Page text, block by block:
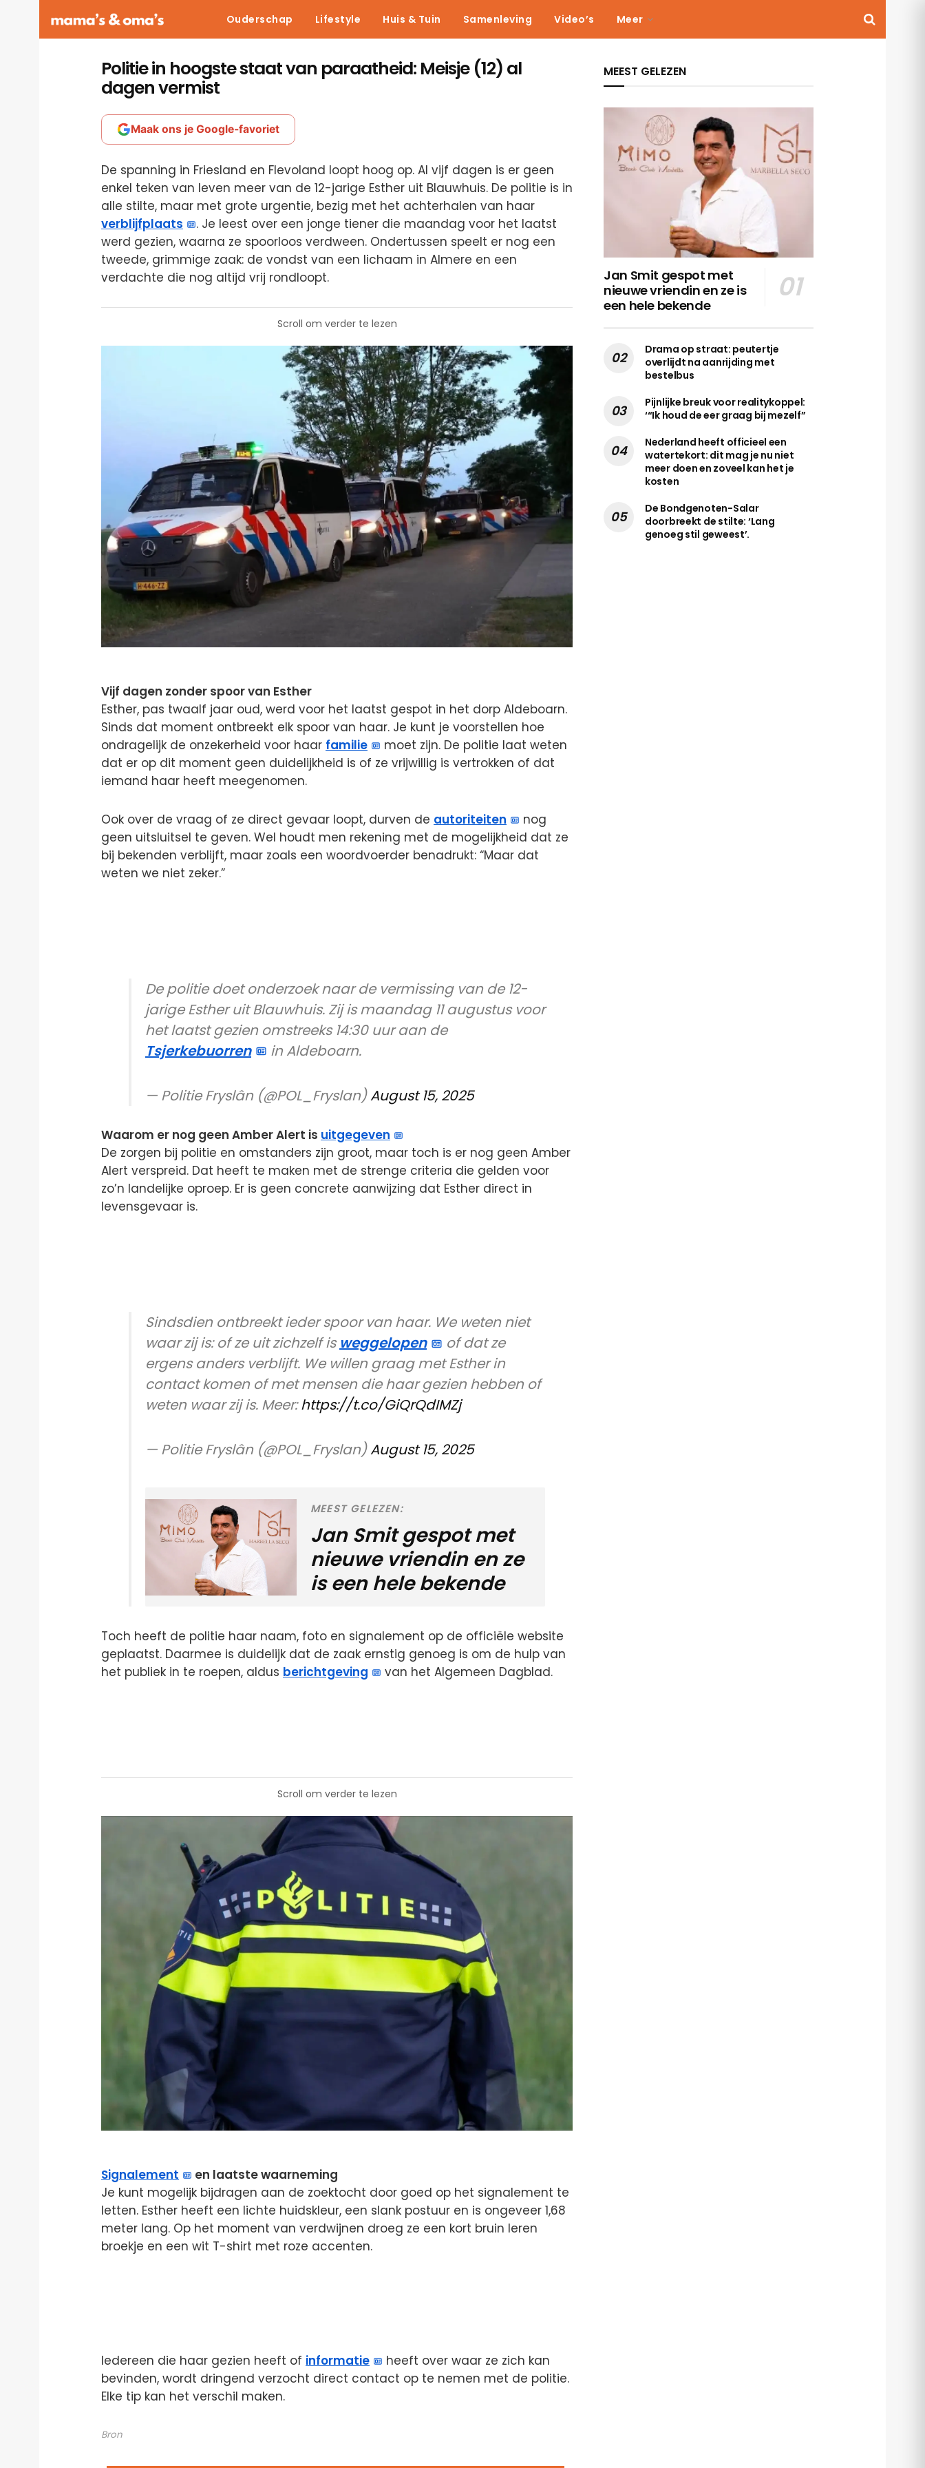
Ouderschap Lifestyle Huis & Tuin Samenleving Video’s Meer
Politie in hoogste staat van paraatheid: Meisje (12) al
dagen vermist
Maak ons je Google-favoriet
De spanning in Friesland en Flevoland loopt hoog op. Al vijf dagen is er geen
enkel teken van leven meer van de 12-jarige Esther uit Blauwhuis. De politie is in
alle stilte, maar met grote urgentie, bezig met het achterhalen van haar
verblijfplaats
. Je leest over een jonge tiener die maandag voor het laatst
werd gezien, waarna ze spoorloos verdween. Ondertussen speelt er nog een
tweede, grimmige zaak: de vondst van een lichaam in Almere en een
verdachte die nog altijd vrij rondloopt.
Scroll om verder te lezen
Vijf dagen zonder spoor van Esther
Esther, pas twaalf jaar oud, werd voor het laatst gespot in het dorp Aldeboarn.
Sinds dat moment ontbreekt elk spoor van haar. Je kunt je voorstellen hoe
ondragelijk de onzekerheid voor haar familie
moet zijn. De politie laat weten
dat er op dit moment geen duidelijkheid is of ze vrijwillig is vertrokken of dat
iemand haar heeft meegenomen.
Ook over de vraag of ze direct gevaar loopt, durven de autoriteiten
nog
geen uitsluitsel te geven. Wel houdt men rekening met de mogelijkheid dat ze
bij bekenden verblijft, maar zoals een woordvoerder benadrukt: “Maar dat
weten we niet zeker.”
De politie doet onderzoek naar de vermissing van de 12-
jarige Esther uit Blauwhuis. Zij is maandag 11 augustus voor
het laatst gezien omstreeks 14:30 uur aan de
Tsjerkebuorren
in Aldeboarn.
— Politie Fryslân (@POL_Fryslan)August 15, 2025
Waarom er nog geen Amber Alert is uitgegeven
De zorgen bij politie en omstanders zijn groot, maar toch is er nog geen Amber
Alert verspreid. Dat heeft te maken met de strenge criteria die gelden voor
zo’n landelijke oproep. Er is geen concrete aanwijzing dat Esther direct in
levensgevaar is.
Sindsdien ontbreekt ieder spoor van haar. We weten niet
waar zij is: of ze uit zichzelf is weggelopen
of dat ze
ergens anders verblijft. We willen graag met Esther in
contact komen of met mensen die haar gezien hebben of
weten waar zij is. Meer:https://t.co/GiQrQdIMZj
— Politie Fryslân (@POL_Fryslan)August 15, 2025
MEEST GELEZEN:
Jan Smit gespot met
nieuwe vriendin en ze
is een hele bekende
Toch heeft de politie haar naam, foto en signalement op de officiële website
geplaatst. Daarmee is duidelijk dat de zaak ernstig genoeg is om de hulp van
het publiek in te roepen, aldus berichtgeving van het Algemeen Dagblad.
Scroll om verder te lezen
Signalement
en laatste waarneming
Je kunt mogelijk bijdragen aan de zoektocht door goed op het signalement te
letten. Esther heeft een lichte huidskleur, een slank postuur en is ongeveer 1,68
meter lang. Op het moment van verdwijnen droeg ze een kort bruin leren
broekje en een wit T-shirt met roze accenten.
Iedereen die haar gezien heeft of informatie
heeft over waar ze zich kan
bevinden, wordt dringend verzocht direct contact op te nemen met de politie.
Elke tip kan het verschil maken.
Bron
MEEST GELEZEN
Jan Smit gespot met
nieuwe vriendin en ze is
een hele bekende
Drama op straat: peutertje
overlijdt na aanrijding met
bestelbus
Pijnlijke breuk voor realitykoppel:
‘“Ik houd de eer graag bij mezelf”
Nederland heeft officieel een
watertekort: dit mag je nu niet
meer doen en zoveel kan het je
kosten
De Bondgenoten-Salar
doorbreekt de stilte: ‘Lang
genoeg stil geweest’.